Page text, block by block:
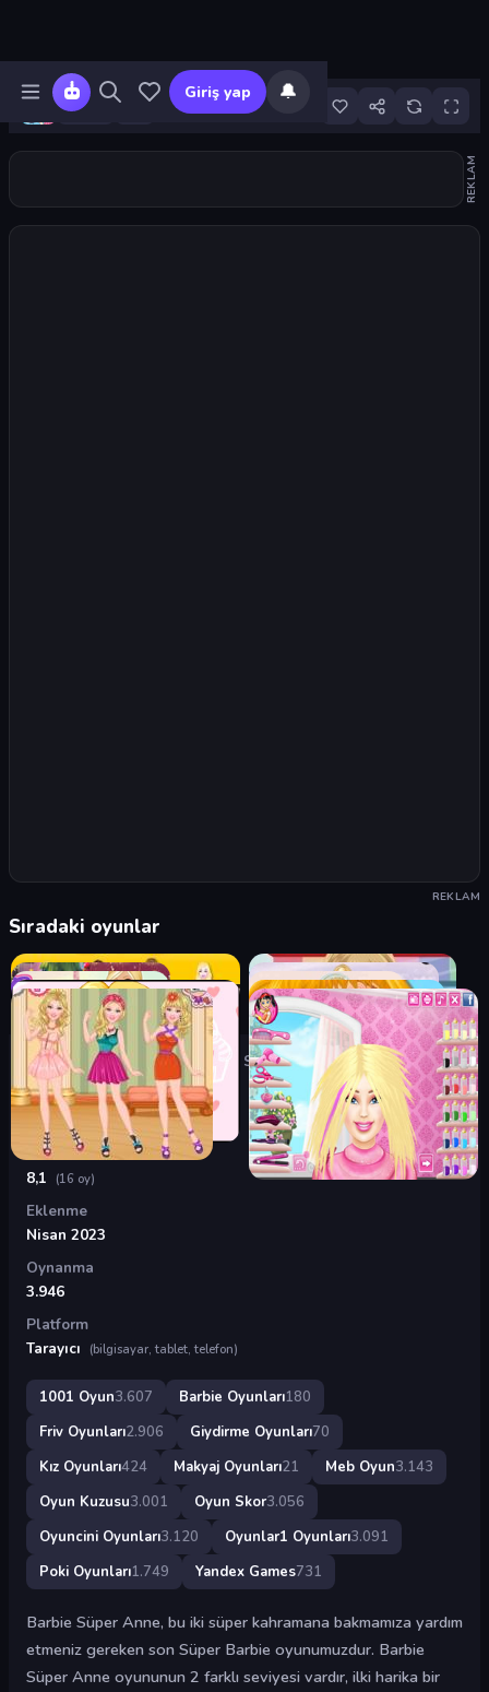
Giriş yap 🔔
13
REKLAM
REKLAM
Sıradaki oyunlar
Oyunlar Barbie Oyunları› Barbie Süper Anne
Barbie Süper Anne
Puan
8,1
(16 oy)
Eklenme
Nisan 2023
Oynanma
3.946
Platform
Tarayıcı
(bilgisayar, tablet, telefon)
1001 Oyun3.607 Barbie Oyunları180
Friv Oyunları2.906 Giydirme Oyunları70
Kız Oyunları424 Makyaj Oyunları21 Meb Oyun3.143
Oyun Kuzusu3.001 Oyun Skor3.056
Oyuncini Oyunları3.120 Oyunlar1 Oyunları3.091
Poki Oyunları1.749 Yandex Games731
Barbie Süper Anne, bu iki süper kahramana bakmamıza yardım
etmeniz gereken son Süper Barbie oyunumuzdur. Barbie
Süper Anne oyununun 2 farklı seviyesi vardır, ilki harika bir